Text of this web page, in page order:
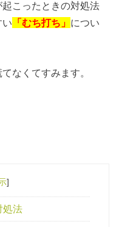
こったときの対処法
い 「むち打ち」 につい
なくてすみます。
]
処法